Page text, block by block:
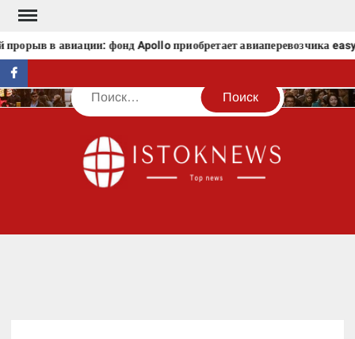
Перейти
содержимому
в авиации: фонд Apollo приобретает авиаперевозчика
facebook
Поиск